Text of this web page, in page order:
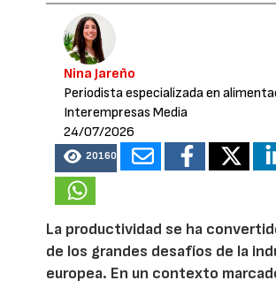
Nina Jareño
Periodista especializada en
Interempresas Media
24/07/2026
20160
La productividad se ha
de los grandes desafíos de la
europea. En un contexto